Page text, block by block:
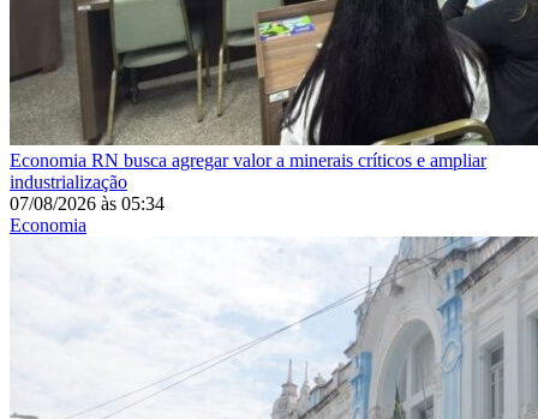
Economia RN busca agregar valor a minerais críticos e ampliar
industrialização
07/08/2026 às 05:34
Economia